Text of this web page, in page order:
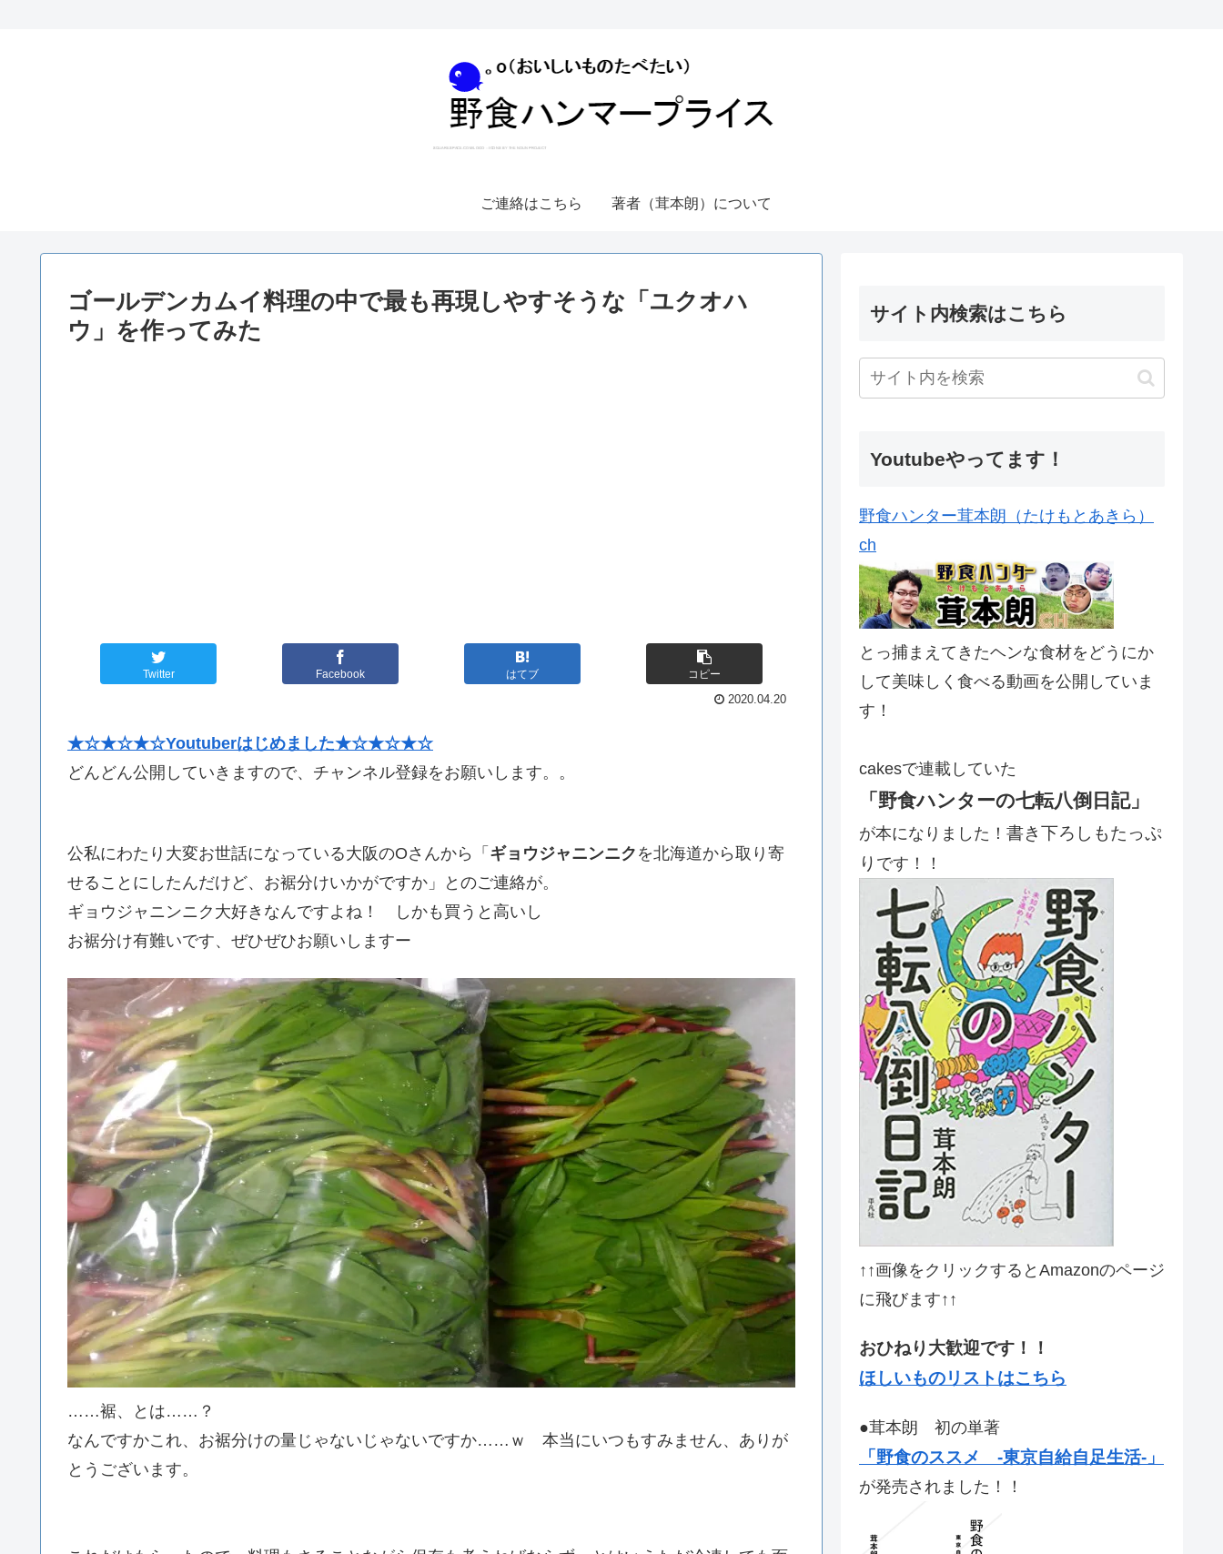
ご連絡はこちら 著者（茸本朗）について
ゴールデンカムイ料理の中で最も再現しやすそうな「ユクオハ
ウ」を作ってみた
Twitter Facebook はてブ コピー
2020.04.20
★☆★☆★☆Youtuberはじめました★☆★☆★☆
どんどん公開していきますので、チャンネル登録をお願いします。。
公私にわたり大変お世話になっている大阪のOさんから「 ギョウジャニンニク を北海道から取り寄
せることにしたんだけど、お裾分けいかがですか」とのご連絡が。
ギョウジャニンニク大好きなんですよね！ しかも買うと高いし
お裾分け有難いです、ぜひぜひお願いしますー
……裾、とは……？
なんですかこれ、お裾分けの量じゃないじゃないですか……ｗ 本当にいつもすみません、ありが
とうございます。
サイト内検索はこちら
Youtubeやってます！
野食ハンター茸本朗（たけもとあきら）
ch
とっ捕まえてきたヘンな食材をどうにか
して美味しく食べる動画を公開していま
す！
cakesで連載していた
「野食ハンターの七転八倒日記」
が本になりました！ 書き下ろしもたっぷ
り です！！
↑↑画像をクリックするとAmazonのページ
に飛びます↑↑
おひねり大歓迎です！！
ほしいものリストはこちら
●茸本朗 初の単著
「野食のススメ -東京自給自足生活-」
が発売されました！！